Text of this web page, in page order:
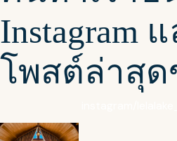
Instagram
โพสต์ล่าสุด